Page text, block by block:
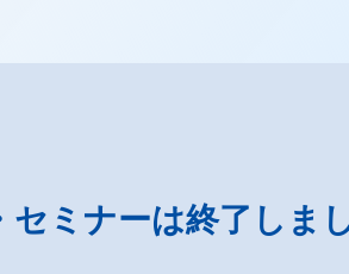
セミナーは終了しま